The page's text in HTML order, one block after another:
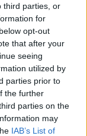
third parties, or
for
opt-out
that after your
seeing
utilized by
parties prior to
the further
parties on the
may
IAB’s List of